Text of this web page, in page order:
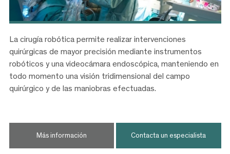
La cirugía robótica permite realizar intervenciones
quirúrgicas de mayor precisión mediante instrumentos
robóticos y una videocámara endoscópica, manteniendo en
todo momento una visión tridimensional del campo
quirúrgico y de las maniobras efectuadas.
Más información Contacta un especialista